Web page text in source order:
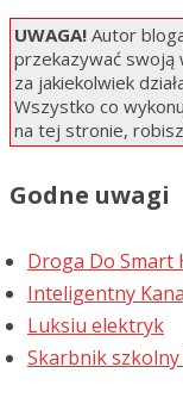
UWAGA! Autor
przekazywać swoją
za jakiekolwiek
Wszystko co
na tej stronie,
Godne uwagi
Droga Do Smart
Inteligentny
Luksiu elektryk
Skarbnik szkolny